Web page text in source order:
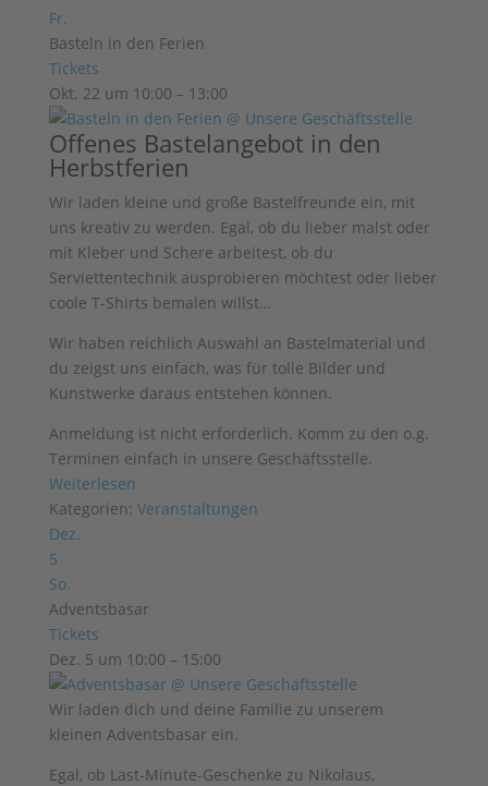
Fr.
Basteln in den Ferien
Tickets
Okt. 22 um 10:00 – 13:00
Offenes Bastelangebot in den
Herbstferien
Wir laden kleine und große Bastelfreunde ein, mit
uns kreativ zu werden. Egal, ob du lieber malst oder
mit Kleber und Schere arbeitest, ob du
Serviettentechnik ausprobieren möchtest oder lieber
coole T-Shirts bemalen willst…
Wir haben reichlich Auswahl an Bastelmaterial und
du zeigst uns einfach, was für tolle Bilder und
Kunstwerke daraus entstehen können.
Anmeldung ist nicht erforderlich. Komm zu den o.g.
Terminen einfach in unsere Geschäftsstelle.
Weiterlesen
Kategorien: Veranstaltungen
Dez.
5
So.
Adventsbasar
Tickets
Dez. 5 um 10:00 – 15:00
Wir laden dich und deine Familie zu unserem
kleinen Adventsbasar ein.
Egal, ob Last-Minute-Geschenke zu Nikolaus,